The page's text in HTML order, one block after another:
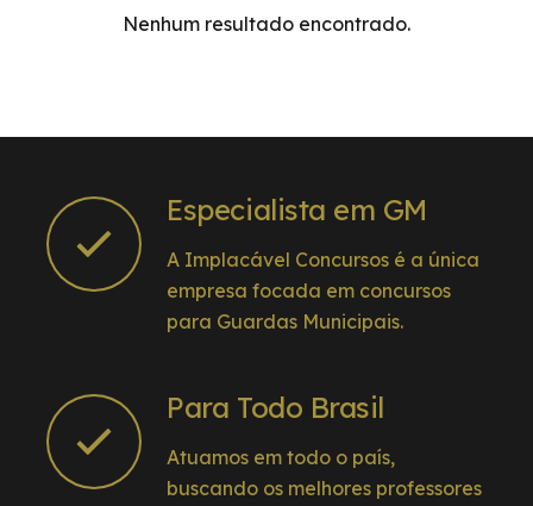
Nenhum resultado encontrado.
Especialista em GM
A Implacável Concursos é a única
empresa focada em concursos
para Guardas Municipais.
Para Todo Brasil
Atuamos em todo o país,
buscando os melhores professores